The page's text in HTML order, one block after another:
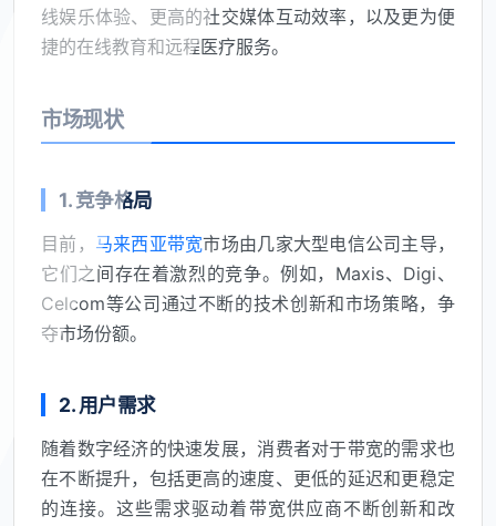
线娱乐体验、更高的社交媒体互动效率，以及更为便
捷的在线教育和远程医疗服务。
市场现状
1. 竞争格局
目前， 马来西亚带宽市场由几家大型电信公司主导，
它们之间存在着激烈的竞争。例如，Maxis、Digi、
Celcom等公司通过不断的技术创新和市场策略，争
夺市场份额。
2. 用户需求
随着数字经济的快速发展，消费者对于带宽的需求也
在不断提升，包括更高的速度、更低的延迟和更稳定
的连接。这些需求驱动着带宽供应商不断创新和改